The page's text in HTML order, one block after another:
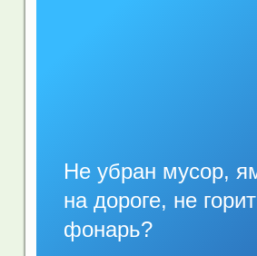
Не убран мусор,
на дороге, не горит
фонарь?